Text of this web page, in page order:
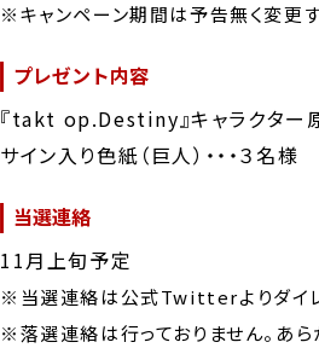
※キャンペーン期間は予告無く変更
プレゼント内容
『takt op.Destiny』キャラクター
サイン入り色紙（巨人）・・・３名様
当選連絡
11月上旬予定
※当選連絡は公式Twitterよりダイレ
※落選連絡は行っておりません。あら